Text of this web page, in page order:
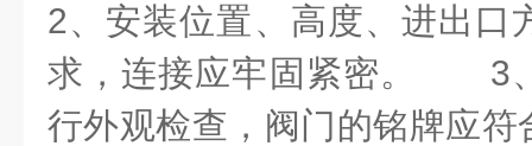
2、安装位置、高度、进出口
求，连接应牢固紧密。 3
行外观检查，阀门的铭牌应